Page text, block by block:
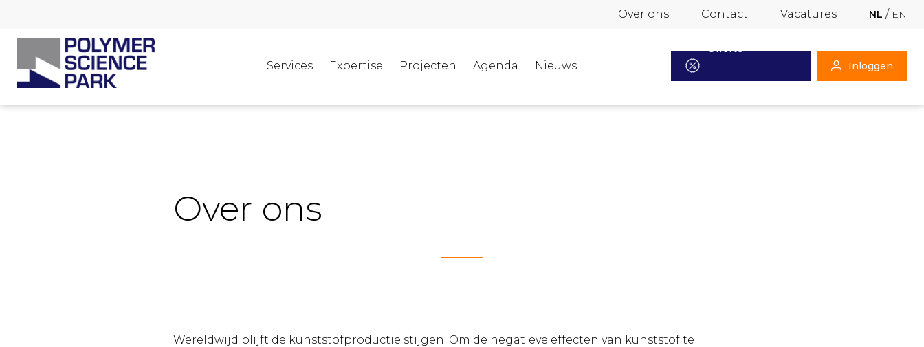
Over ons Contact Vacatures NL EN
Services Expertise Projecten Agenda Nieuws
Offerte
aanvragen
Inloggen
Over ons
Wereldwijd blijft de kunststofproductie stijgen. Om de negatieve effecten van kunststof te